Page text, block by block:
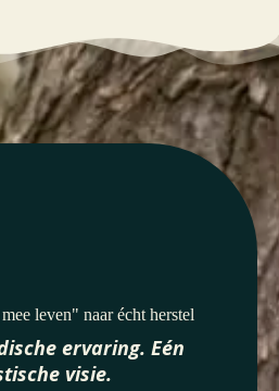
leven" naar écht herstel
ervaring. Eén
visie.